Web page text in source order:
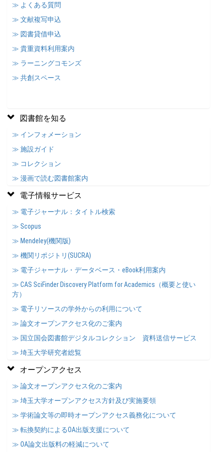
≫ よくある質問
≫ 文献複写申込
≫ 図書貸借申込
≫ 貴重資料利用案内
≫ ラーニングコモンズ
≫ 共創スペース
図書館を知る
≫ インフォメーション
≫ 施設ガイド
≫ コレクション
≫ 漫画で読む図書館案内
電子情報サービス
≫ 電子ジャーナル：タイトル検索
≫ Scopus
≫ Mendeley(機関版)
≫ 機関リポジトリ(SUCRA)
≫ 電子ジャーナル・データベース・eBook利用案内
≫ CAS SciFinder Discovery Platform for Academics（概要と使い
方）
≫ 電子リソースの学外からの利用について
≫ 論文オープンアクセス化のご案内
≫ 国立国会図書館デジタルコレクション 資料送信サービス
≫ 埼玉大学研究者総覧
オープンアクセス
≫ 論文オープンアクセス化のご案内
≫ 埼玉大学オープンアクセス方針及び実施要領
≫ 学術論文等の即時オープンアクセス義務化について
≫ 転換契約によるOA出版支援について
≫ OA論文出版料の軽減について